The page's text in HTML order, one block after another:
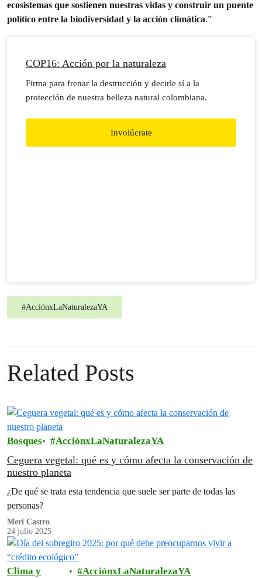
ecosistemas que sostienen nuestras vidas y construir un puente
político entre la biodiversidad y la acción climática.”
COP16: Acción por la naturaleza
Firma para frenar la destrucción y decirle sí a la
protección de nuestra belleza natural colombiana.
Involúcrate
#AcciónxLaNaturalezaYA
Related Posts
Bosques AcciónxLaNaturalezaYA
Ceguera vegetal: qué es y cómo afecta la conservación de
nuestro planeta
¿De qué se trata esta tendencia que suele ser parte de todas las
personas?
Meri Castro
24 julio 2025
Clima y
AcciónxLaNaturalezaYA